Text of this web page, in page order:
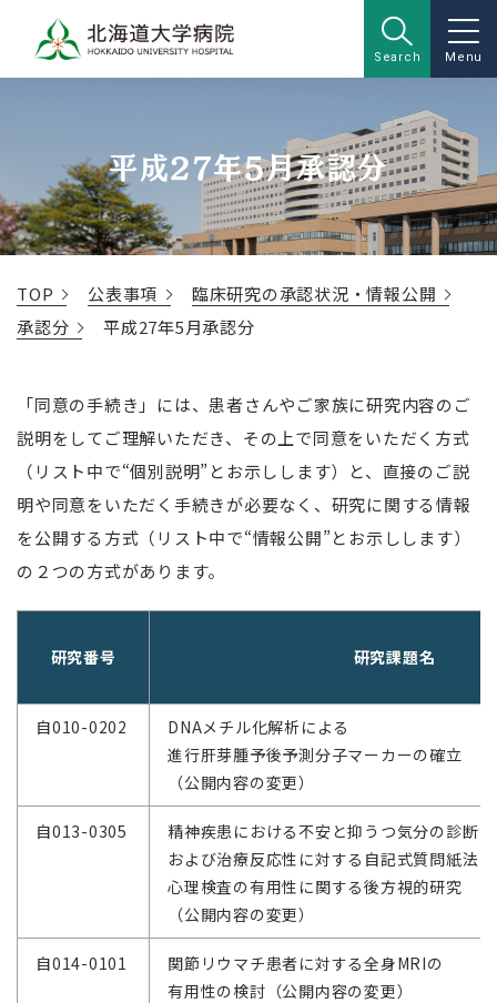
Search Menu
平成27年5月承認分
TOP 公表事項
臨床研究の承認状況・情報公開
承認分
平成27年5月承認分
「同意の手続き」には、患者さんやご家族に研究内容のご
説明をしてご理解いただき、その上で同意をいただく方式
（リスト中で“個別説明”とお示しします）と、直接のご説
明や同意をいただく手続きが必要なく、研究に関する情報
を公開する方式（リスト中で“情報公開”とお示しします）
の２つの方式があります。
研究番号 研究課題名
自010-0202
DNAメチル化解析による
進行肝芽腫予後予測分子マーカーの確立
（公開内容の変更）
自013-0305
精神疾患における不安と抑うつ気分の診断
および治療反応性に対する自記式質問紙法と
心理検査の有用性に関する後方視的研究
（公開内容の変更）
自014-0101
関節リウマチ患者に対する全身MRIの
有用性の検討（公開内容の変更）